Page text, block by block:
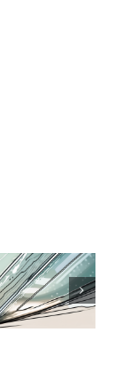
7
Expertentipps
für maximale